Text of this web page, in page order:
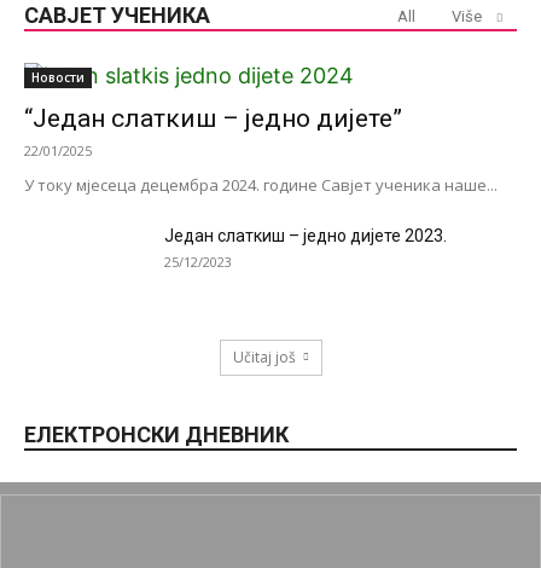
САВЈЕТ УЧЕНИКА All Više
Новости
“Један слаткиш – једно дијете”
22/01/2025
У току мјесеца децембра 2024. године Савјет ученика наше...
Један слаткиш – једно дијете 2023.
25/12/2023
Učitaj još
ЕЛЕКТРОНСКИ ДНЕВНИК